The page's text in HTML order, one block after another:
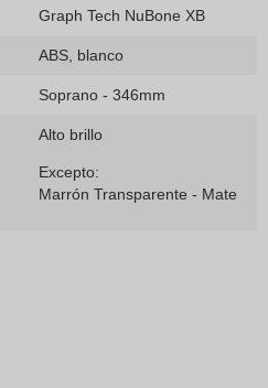
Graph Tech NuBone XB
ABS, blanco
Soprano - 346mm
Alto brillo
Excepto:
Marrón Transparente - Mate